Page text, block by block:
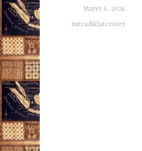
Maret 4, 2024
mitradiklatcenter